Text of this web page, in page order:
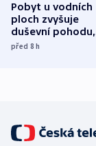
Pobyt u vodních
ploch zvyšuje
duševní pohodu,
ukázala
před 8h